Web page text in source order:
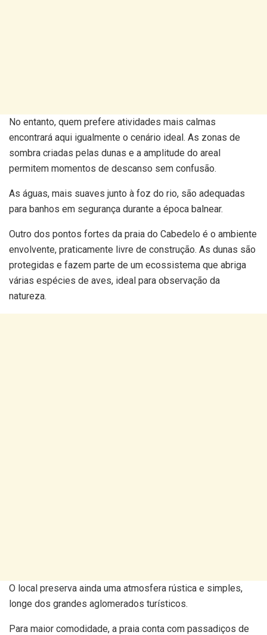
No entanto, quem prefere atividades mais calmas
encontrará aqui igualmente o cenário ideal. As zonas de
sombra criadas pelas dunas e a amplitude do areal
permitem momentos de descanso sem confusão.
As águas, mais suaves junto à foz do rio, são adequadas
para banhos em segurança durante a época balnear.
Outro dos pontos fortes da praia do Cabedelo é o ambiente
envolvente, praticamente livre de construção. As dunas são
protegidas e fazem parte de um ecossistema que abriga
várias espécies de aves, ideal para observação da
natureza.
O local preserva ainda uma atmosfera rústica e simples,
longe dos grandes aglomerados turísticos.
Para maior comodidade, a praia conta com passadiços de